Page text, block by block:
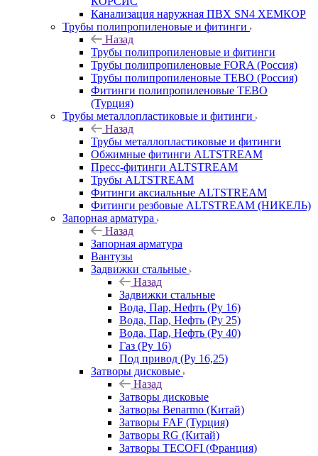
Канализация наружная ПВХ SN4 ХЕМКОР
Трубы полипропиленовые и фитинги
Назад
Трубы полипропиленовые и фитинги
Трубы полипропиленовые FORA (Россия)
Трубы полипропиленовые TEBO (Россия)
Фитинги полипропиленовые TEBO
(Турция)
Трубы металлопластиковые и фитинги
Назад
Трубы металлопластиковые и фитинги
Обжимные фитинги ALTSTREAM
Пресс-фитинги ALTSTREAM
Трубы ALTSTREAM
Фитинги аксиальные ALTSTREAM
Фитинги резбовые ALTSTREAM (НИКЕЛЬ)
Запорная арматура
Назад
Запорная арматура
Вантузы
Задвижки стальные
Назад
Задвижки стальные
Вода, Пар, Нефть (Ру 16)
Вода, Пар, Нефть (Ру 25)
Вода, Пар, Нефть (Ру 40)
Газ (Ру 16)
Под привод (Ру 16,25)
Затворы дисковые
Назад
Затворы дисковые
Затворы Benarmo (Китай)
Затворы FAF (Турция)
Затворы RG (Китай)
Затворы TECOFI (Франция)